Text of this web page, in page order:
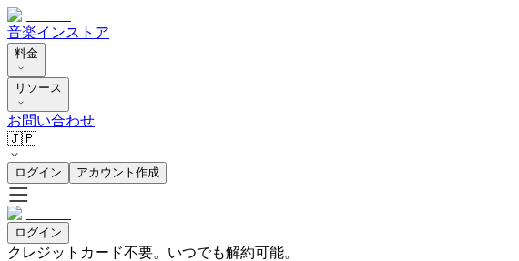
音楽インストア
料金
リソース
お問い合わせ
🇯🇵
ログイン アカウント作成
ログイン
クレジットカード不要。いつでも解約可能。